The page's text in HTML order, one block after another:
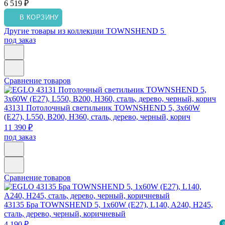
0
6 519 ₽
В КОРЗИНУ
Другие товары из коллекции TOWNSHEND 5
под заказ
Сравнение товаров
43131 Потолочный светильник TOWNSHEND 5, 3х60W
(E27), L550, B200, H360, сталь, дерево, черный, корич
11 390 ₽
под заказ
Сравнение товаров
43135 Бра TOWNSHEND 5, 1х60W (E27), L140, A240, H245,
сталь, дерево, черный, коричневый